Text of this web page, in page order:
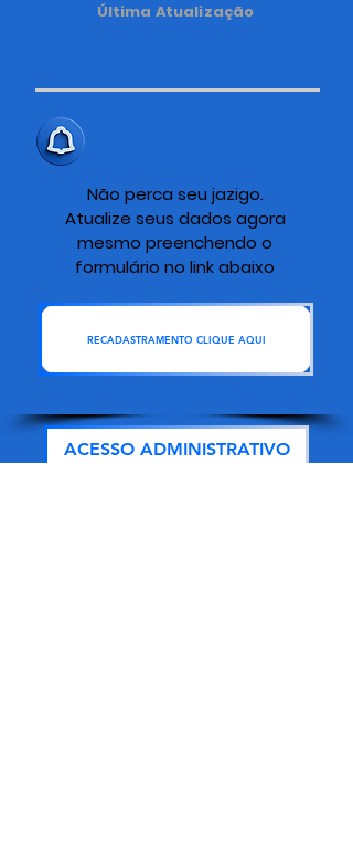
Última Atualização
Não perca seu jazigo.
Atualize seus dados agora
mesmo preenchendo o
formulário no link abaixo
RECADASTRAMENTO CLIQUE AQUI
ACESSO ADMINISTRATIVO